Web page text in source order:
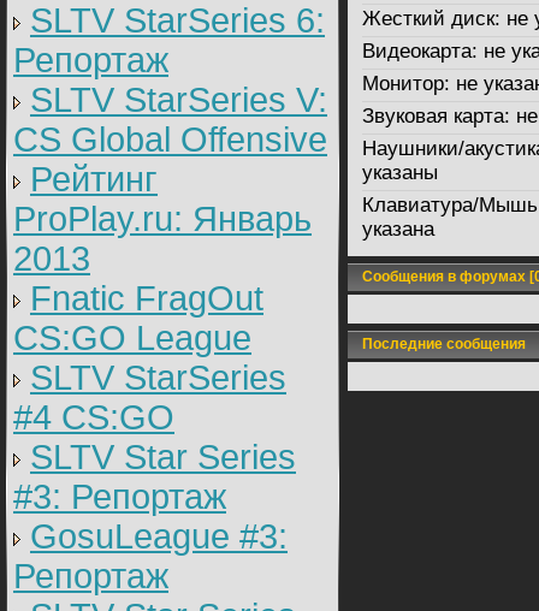
SLTV StarSeries 6:
Репортаж
SLTV StarSeries V:
CS Global Offensive
Рейтинг
ProPlay.ru: Январь
2013
Fnatic FragOut
CS:GO League
SLTV StarSeries
#4 CS:GO
SLTV Star Series
#3: Репортаж
GosuLeague #3:
Репортаж
Жесткий диск: не
Видеокарта: не
Монитор: не
Звуковая карта:
Наушники/
указаны
Клавиатура/
указана
Сообщения в форумах
Последние сообщения